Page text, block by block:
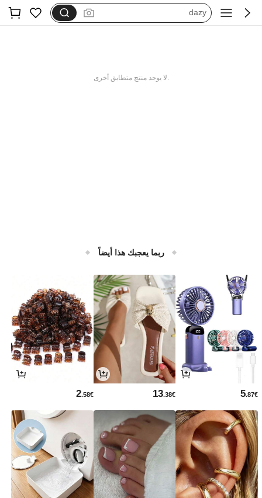
dazy
.لا يوجد منتج متطابق أخرى
ربما يعجبك هذا أيضاً
5.87€
13.38€
2.58€